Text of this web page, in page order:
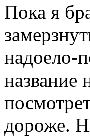
Пока я
надоело-
название
дороже.